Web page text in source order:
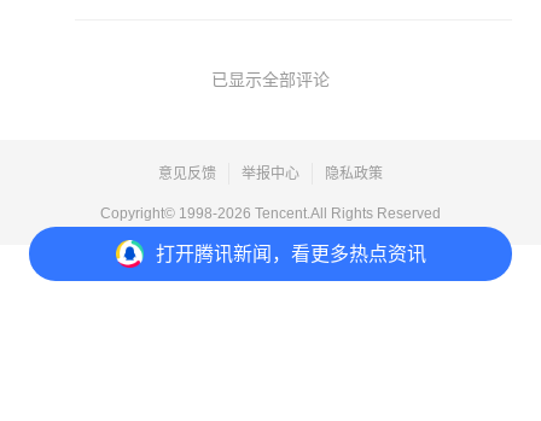
打开腾讯新闻，看更多热点资讯
已显示全部评论
意见反馈 举报中心 隐私政策
Copyright© 1998-2026 Tencent.All Rights Reserved